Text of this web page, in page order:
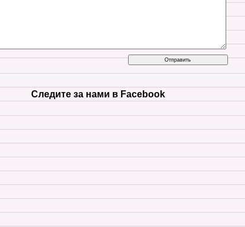
Следите за нами в Facebook